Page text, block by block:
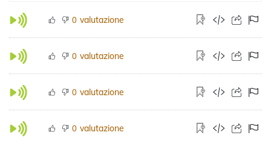
0 valutazione
0 valutazione
0 valutazione
0 valutazione